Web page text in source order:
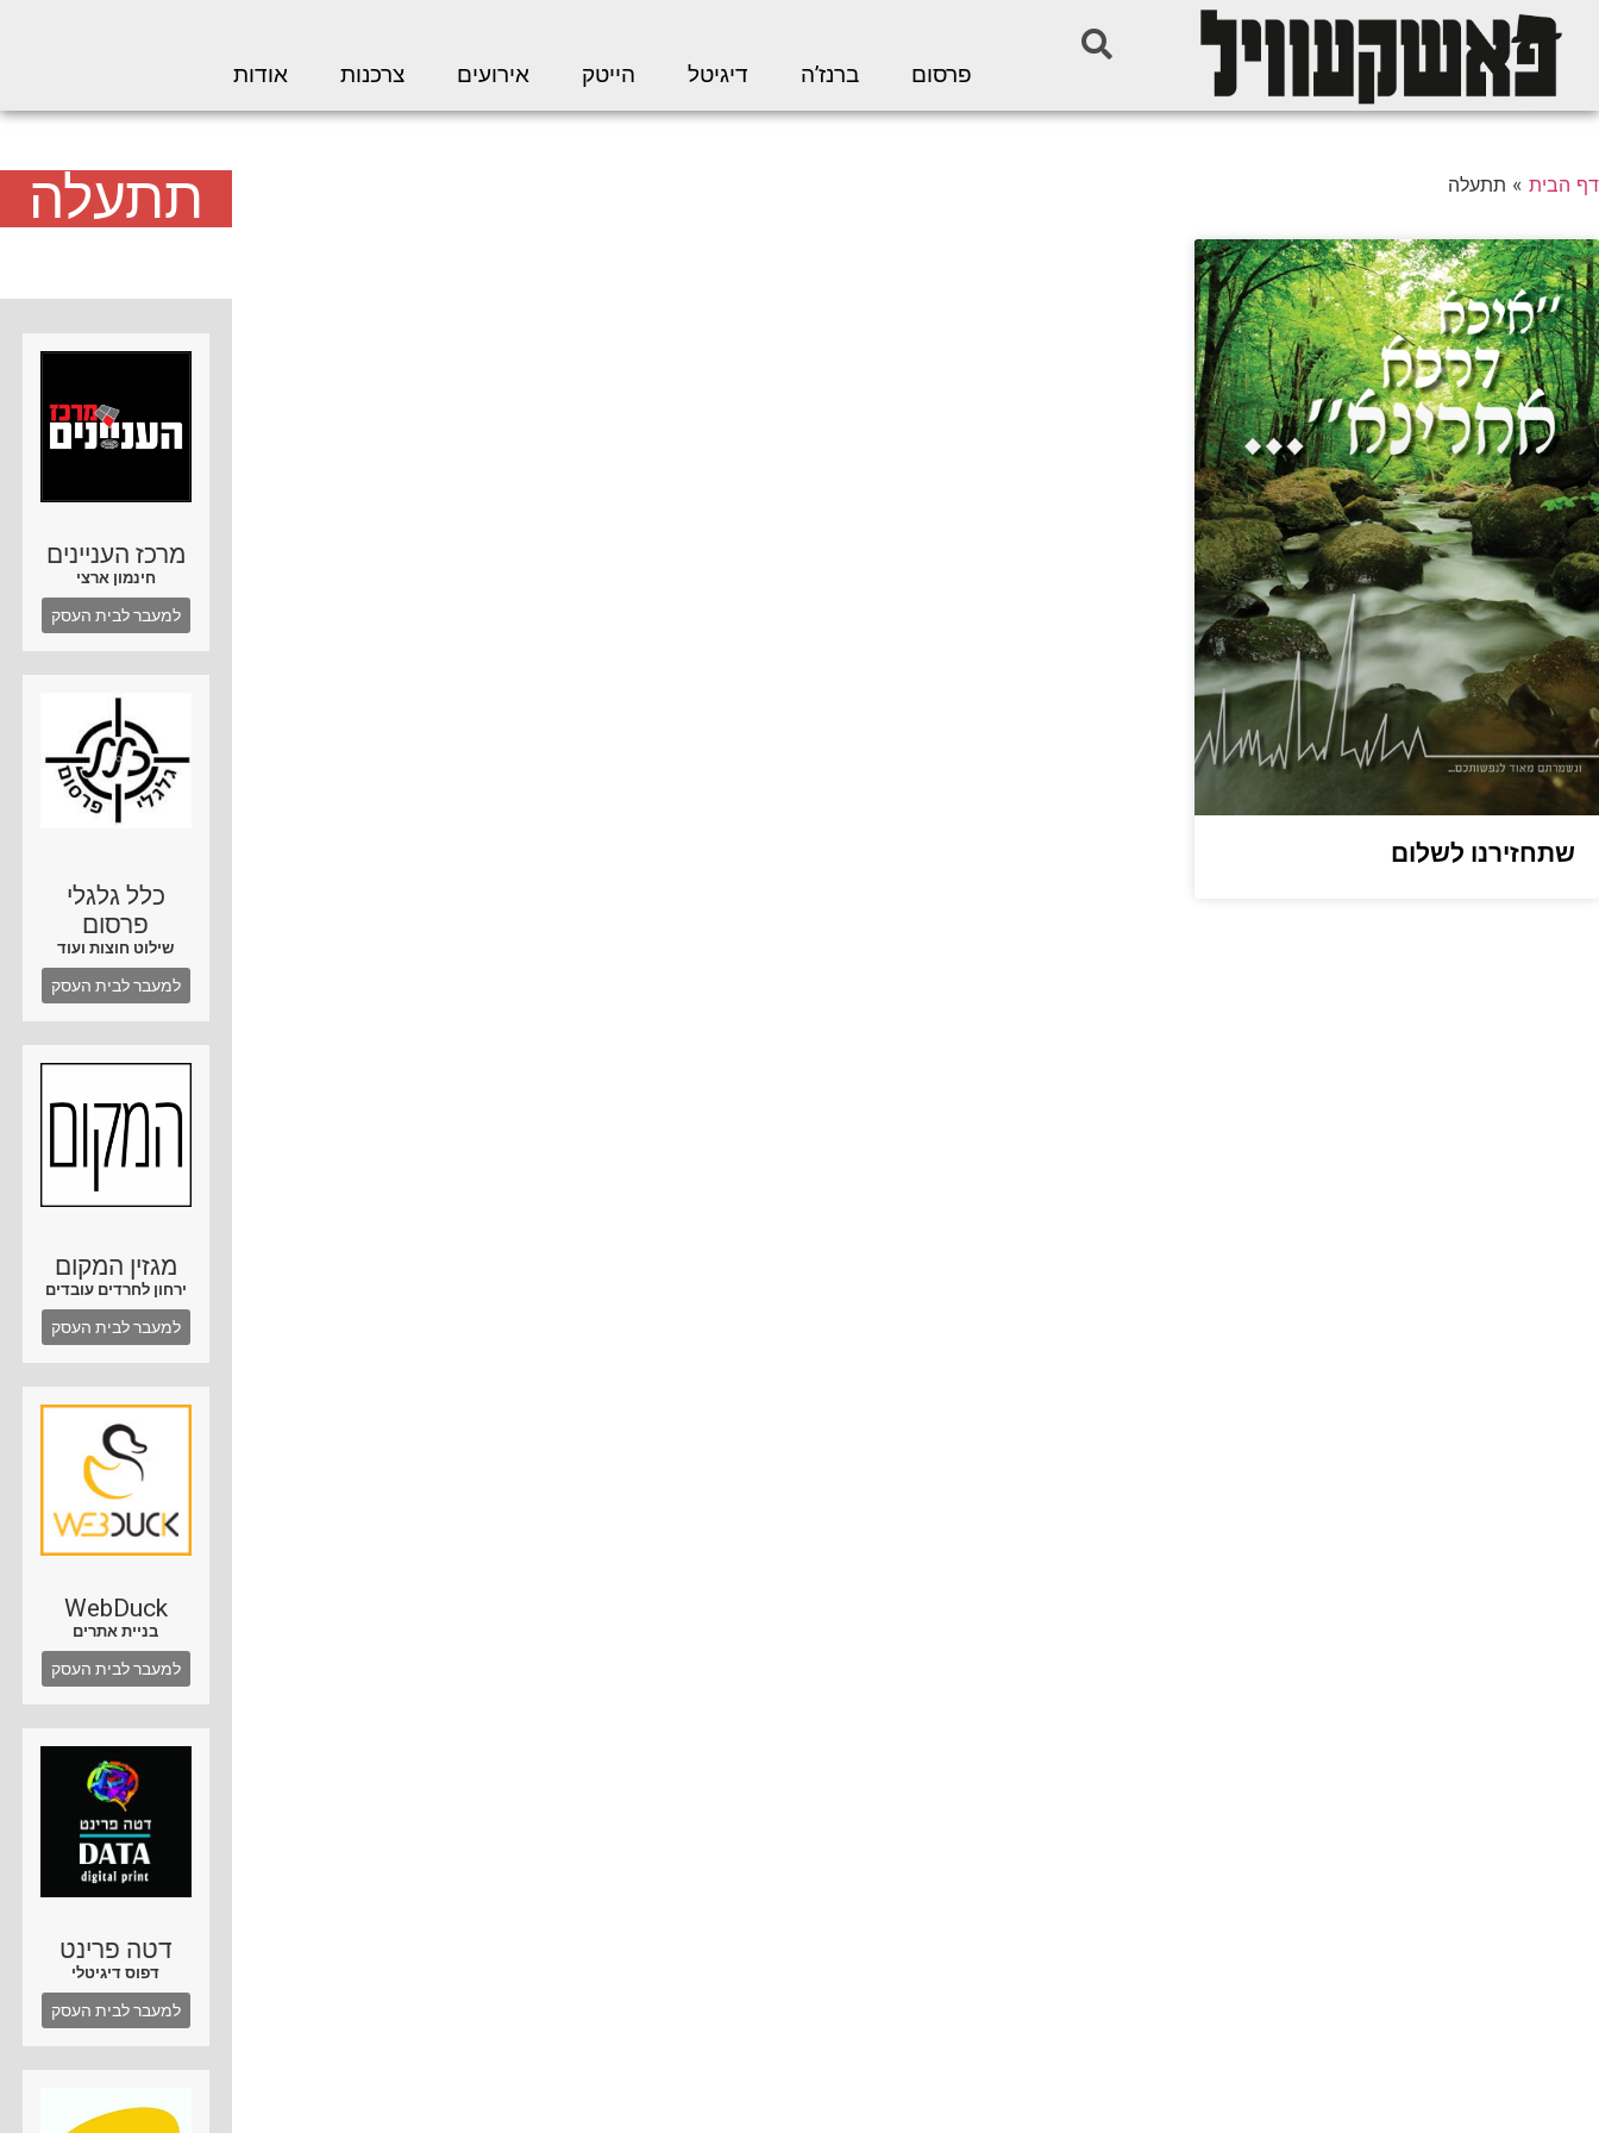
פרסום ברנז’ה דיגיטל הייטק אירועים צרכנות אודות
דף הבית » תתעלה
שתחזירנו לשלום
תתעלה
מרכז העניינים
חינמון ארצי
למעבר לבית העסק
כלל גלגלי
פרסום
שילוט חוצות ועוד
למעבר לבית העסק
מגזין המקום
ירחון לחרדים עובדים
למעבר לבית העסק
WebDuck
בניית אתרים
למעבר לבית העסק
דטה פרינט
דפוס דיגיטלי
למעבר לבית העסק